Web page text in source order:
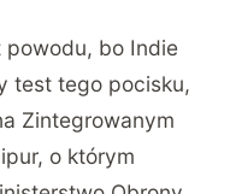
powodu, bo Indie
test tego pocisku,
Zintegrowanym
o którym